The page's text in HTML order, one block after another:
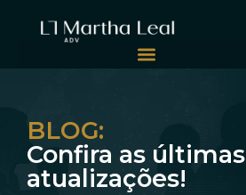
BLOG:
Confira as últimas
atualizações!